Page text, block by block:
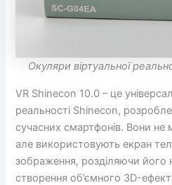
Окуляри віртуальної
VR Shinecon 10.0 – це
реальності Shinecon,
сучасних смартфонів. Вони
але використовують екран
зображення, розділяючи його
створення об’ємного 3D-